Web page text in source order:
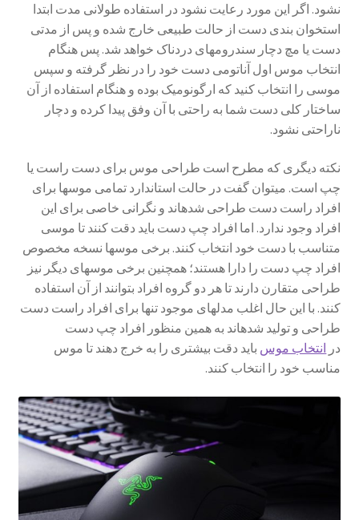
نشود. اگر این مورد رعایت نشود در استفاده طولانی مدت ابتدا
استخوان بندی دست از حالت طبیعی خارج شده و پس از مدتی
دست یا مچ دچار سندروم­های دردناک خواهد شد. پس هنگام
انتخاب موس اول آناتومی دست خود را در نظر گرفته و سپس
موسی را انتخاب کنید که ارگونومیک بوده و هنگام استفاده از آن
ساختار کلی دست شما به راحتی با آن وفق پیدا کرده و دچار
ناراحتی نشود.
نکته دیگری که مطرح است طراحی موس برای دست راست یا
چپ است. می­توان گفت در حالت استاندارد تمامی موس­ها برای
افراد راست دست طراحی شده­اند و نگرانی خاصی برای این
افراد وجود ندارد. اما افراد چپ دست باید دقت کنند تا موسی
متناسب با دست خود انتخاب کنند. برخی موس­ها نسخه مخصوص
افراد چپ دست را دارا هستند؛ همچنین برخی موس­های دیگر نیز
طراحی متقارن دارند تا هر دو گروه افراد بتوانند از آن استفاده
کنند. با این حال اغلب مدل­های موجود تنها برای افراد راست دست
طراحی و تولید شده­اند به همین منظور افراد چپ دست
در انتخاب موس باید دقت بیشتری را به خرج دهند تا موس
مناسب خود را انتخاب کنند.